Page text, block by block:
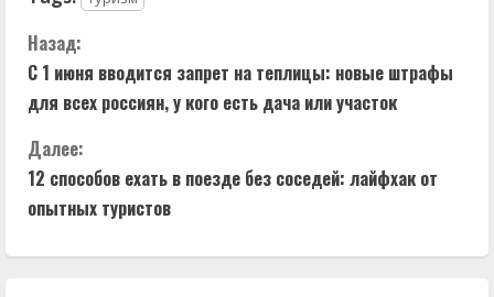
П
р
о
д
Назад:
С 1 июня вводится запрет на теплицы: новые штрафы
для всех россиян, у кого есть дача или участок
Далее:
12 способов ехать в поезде без соседей: лайфхак от
опытных туристов